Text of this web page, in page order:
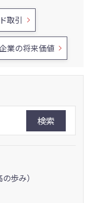
取引
業の将来価値
検索
歩み）